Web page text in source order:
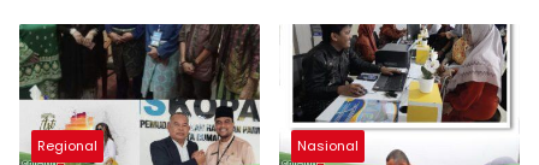
Limau Manis
“Jangan Biarkan Hukum
Adat Dilecehkan”
Regional Nasional